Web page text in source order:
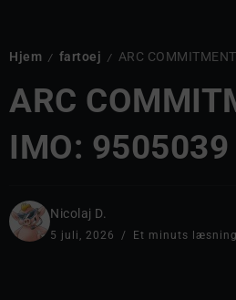
Hjem / fartoej / ARC
ARC
IMO: 9505039
Nicolaj D.
5 juli, 2026 Et minuts læsning